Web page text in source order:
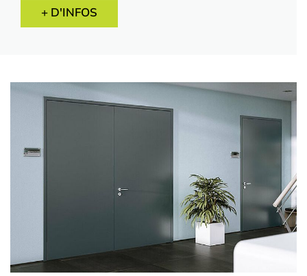
+ D'INFOS